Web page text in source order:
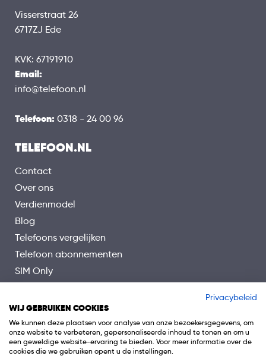
Visserstraat 26
6717ZJ Ede
KVK: 67191910
Email:
info@telefoon.nl
Telefoon: 0318 - 24 00 96
TELEFOON.NL
Contact
Over ons
Verdienmodel
Blog
Telefoons vergelijken
Telefoon abonnementen
SIM Only
Privacybeleid
WIJ GEBRUIKEN COOKIES
We kunnen deze plaatsen voor analyse van onze bezoekersgegevens, om
onze website te verbeteren, gepersonaliseerde inhoud te tonen en om u
een geweldige website-ervaring te bieden. Voor meer informatie over de
cookies die we gebruiken opent u de instellingen.